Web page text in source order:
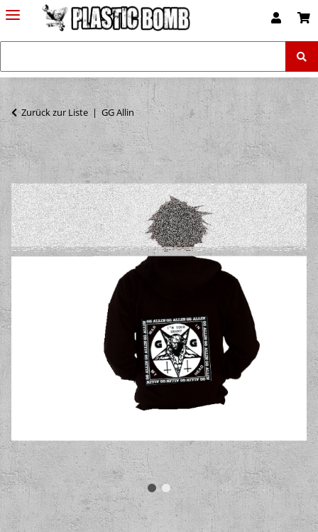
Zurück zur Liste GG Allin